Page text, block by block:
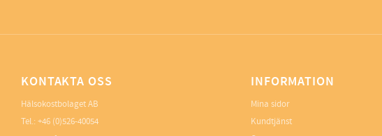
KONTAKTA OSS
Hälsokostbolaget AB
Tel.: +46 (0)526-40054
INFORMATION
Mina sidor
Kundtjänst